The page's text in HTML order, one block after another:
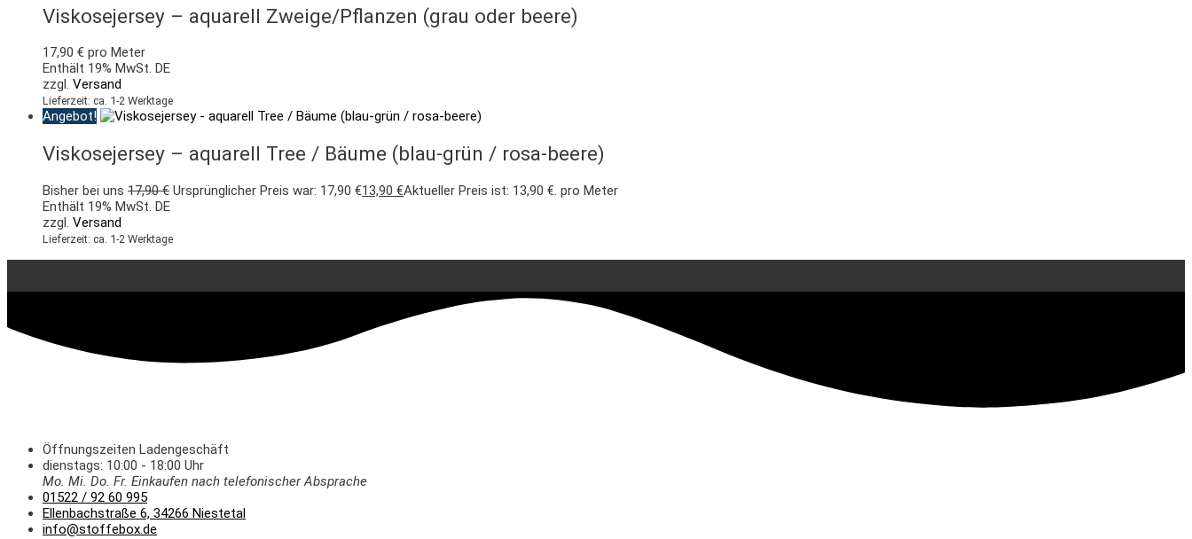
Viskosejersey – aquarell Zweige/Pflanzen (grau oder beere)
17,90 € pro Meter
Enthält 19% MwSt. DE
zzgl. Versand
Lieferzeit: ca. 1-2 Werktage
Angebot!
Viskosejersey – aquarell Tree / Bäume (blau-grün / rosa-beere)
Bisher bei uns 17,90€ Ursprünglicher Preis war: 17,90 €13,90 €Aktueller Preis ist: 13,90 €. pro Meter
Enthält 19% MwSt. DE
zzgl. Versand
Lieferzeit: ca. 1-2 Werktage
Öffnungszeiten Ladengeschäft
dienstags: 10:00 - 18:00 Uhr
Mo. Mi. Do. Fr. Einkaufen nach telefonischer Absprache
01522 / 92 60 995
Ellenbachstraße 6, 34266 Niestetal
info@stoffebox.de